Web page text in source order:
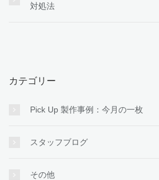
対処法
カテゴリー
Pick Up 製作事例：今月の一枚
スタッフブログ
その他